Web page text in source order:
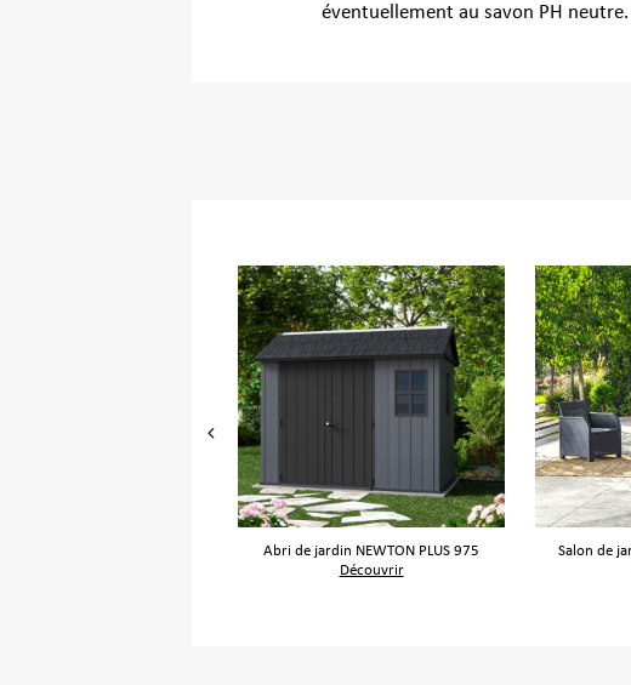
éventuellement au savon PH
Abri de jardin NEWTON PLUS 975
Découvrir
Salon de